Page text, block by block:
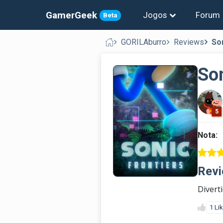
GamerGeek Beta Jogos Forum
GORILAburro Reviews
5
Nota:
1